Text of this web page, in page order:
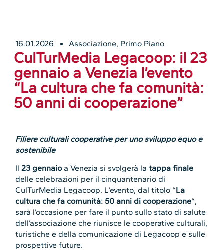
16.01.2026 Associazione, Primo Piano
CulTurMedia Legacoop: il 23
gennaio a Venezia l’evento
“La cultura che fa comunità:
50 anni di cooperazione”
Filiere culturali cooperative per uno sviluppo equo e
sostenibile
Il23 gennaioa Venezia si svolgerà latappa finale
delle celebrazioni per il cinquantenario di
CulTurMedia Legacoop. L’evento, dal titolo “La
cultura che fa comunità: 50 anni di cooperazione“,
sarà l’occasione per fare il punto sullo stato di salute
dell’associazione che riunisce le cooperative culturali,
turistiche e della comunicazione di Legacoop e sulle
prospettive future.